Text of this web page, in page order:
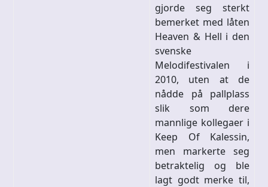
gjorde seg sterkt
bemerket med låten
Heaven & Hell i den
svenske
Melodifestivalen i
2010, uten at de
nådde på pallplass
slik som dere
mannlige kollegaer i
Keep Of Kalessin,
men markerte seg
betraktelig og ble
lagt godt merke til,